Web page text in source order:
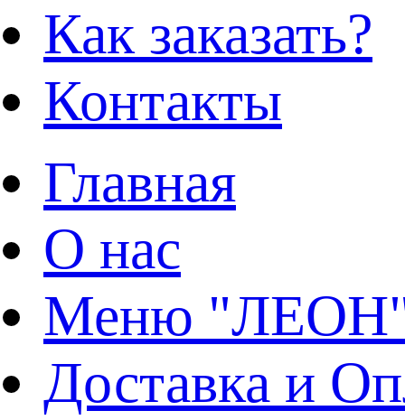
Как заказать?
Контакты
Главная
О нас
Меню
Доставка и